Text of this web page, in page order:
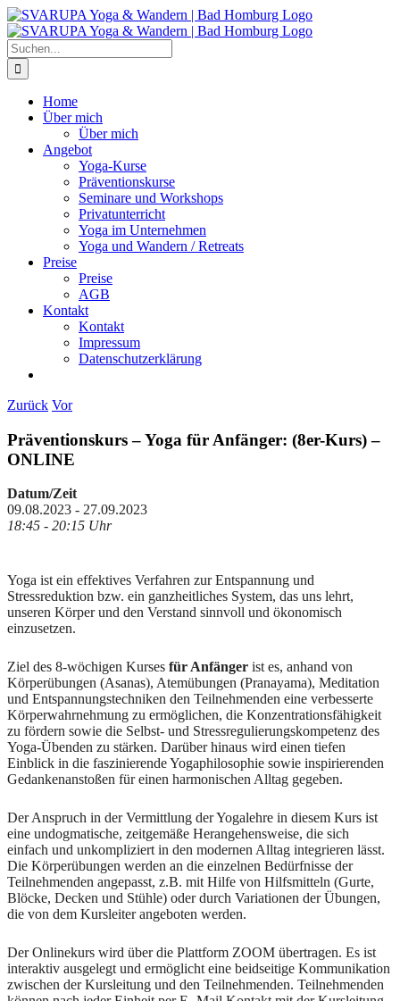
Zum
Inhalt
springen
Suche
nach:
Home
Über mich
Über mich
Angebot
Yoga-Kurse
Präventionskurse
Seminare und Workshops
Privatunterricht
Yoga im Unternehmen
Yoga und Wandern / Retreats
Preise
Preise
AGB
Kontakt
Kontakt
Impressum
Datenschutzerklärung
Zurück Vor
Präventionskurs – Yoga für Anfänger: (8er-Kurs) –
ONLINE
Datum/Zeit
09.08.2023 - 27.09.2023
18:45 - 20:15 Uhr
Yoga ist ein effektives Verfahren zur Entspannung und
Stressreduktion bzw. ein ganzheitliches System, das uns lehrt,
unseren Körper und den Verstand sinnvoll und ökonomisch
einzusetzen.
Ziel des 8-wöchigen Kurses für Anfänger ist es, anhand von
Körperübungen (Asanas), Atemübungen (Pranayama), Meditation
und Entspannungstechniken den Teilnehmenden eine verbesserte
Körperwahrnehmung zu ermöglichen, die Konzentrationsfähigkeit
zu fördern sowie die Selbst- und Stressregulierungskompetenz des
Yoga-Übenden zu stärken. Darüber hinaus wird einen tiefen
Einblick in die faszinierende Yogaphilosophie sowie inspirierenden
Gedankenanstoßen für einen harmonischen Alltag gegeben.
Der Anspruch in der Vermittlung der Yogalehre in diesem Kurs ist
eine undogmatische, zeitgemäße Herangehensweise, die sich
einfach und unkompliziert in den modernen Alltag integrieren lässt.
Die Körperübungen werden an die einzelnen Bedürfnisse der
Teilnehmenden angepasst, z.B. mit Hilfe von Hilfsmitteln (Gurte,
Blöcke, Decken und Stühle) oder durch Variationen der Übungen,
die von dem Kursleiter angeboten werden.
Der Onlinekurs wird über die Plattform ZOOM übertragen. Es ist
interaktiv ausgelegt und ermöglicht eine beidseitige Kommunikation
zwischen der Kursleitung und den Teilnehmenden. Teilnehmenden